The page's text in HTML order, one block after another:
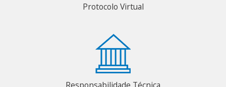
Protocolo Virtual